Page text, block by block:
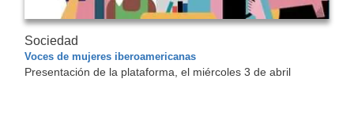
Sociedad
Voces de mujeres iberoamericanas
Presentación de la plataforma, el miércoles 3 de abril